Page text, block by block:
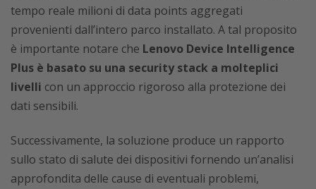
tempo reale milioni di data points aggregati
provenienti dall’intero parco installato. A tal proposito
è importante notare che Lenovo Device Intelligence
Plus è basato su una security stack a molteplici
livelli con un approccio rigoroso alla protezione dei
dati sensibili.
Successivamente, la soluzione produce un rapporto
sullo stato di salute dei dispositivi fornendo un’analisi
approfondita delle cause di eventuali problemi,